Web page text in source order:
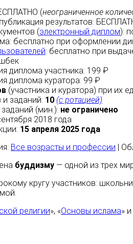
(неограниченное
результатов:
(электронный диплом):
бесплатно при оформлении
: бесплатно при
диплома участника: 199 ₽
диплома куратора: 99 ₽
(участника и куратора) при их
заданий: 10 (с ротацией)
(мин.): не ограничено
2018 года
15 апреля 2025 года
Все возрасты и профессии |
буддизму — одной из трех
кругу участников:
религии», «Основы ислама» и